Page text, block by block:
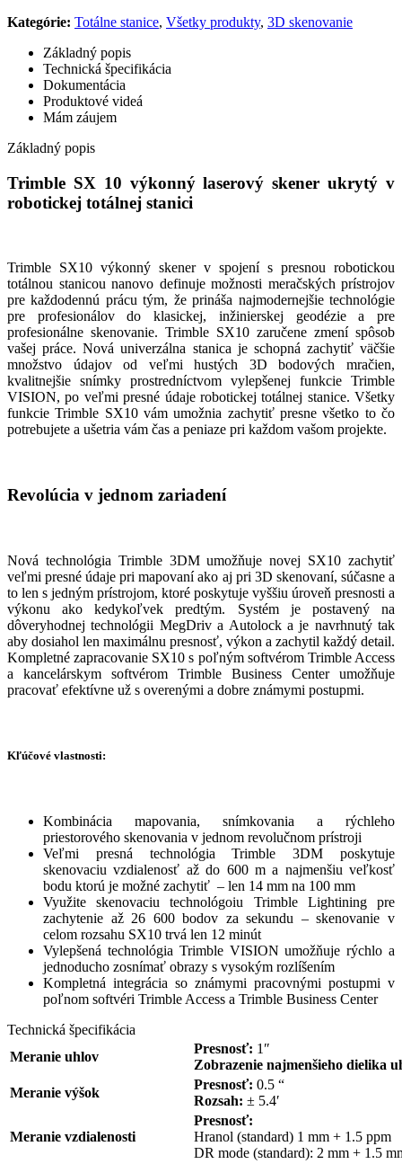
Kategórie: Totálne stanice, Všetky produkty, 3D skenovanie
Základný popis
Technická špecifikácia
Dokumentácia
Produktové videá
Mám záujem
Základný popis
Trimble SX 10 výkonný laserový skener ukrytý v
robotickej totálnej stanici
Trimble SX10 výkonný skener v spojení s presnou robotickou
totálnou stanicou nanovo definuje možnosti meračských prístrojov
pre každodennú prácu tým, že prináša najmodernejšie technológie
pre profesionálov do klasickej, inžinierskej geodézie a pre
profesionálne skenovanie. Trimble SX10 zaručene zmení spôsob
vašej práce. Nová univerzálna stanica je schopná zachytiť väčšie
množstvo údajov od veľmi hustých 3D bodových mračien,
kvalitnejšie snímky prostredníctvom vylepšenej funkcie Trimble
VISION, po veľmi presné údaje robotickej totálnej stanice. Všetky
funkcie Trimble SX10 vám umožnia zachytiť presne všetko to čo
potrebujete a ušetria vám čas a peniaze pri každom vašom projekte.
Revolúcia v jednom zariadení
Nová technológia Trimble 3DM umožňuje novej SX10 zachytiť
veľmi presné údaje pri mapovaní ako aj pri 3D skenovaní, súčasne a
to len s jedným prístrojom, ktoré poskytuje vyššiu úroveň presnosti a
výkonu ako kedykoľvek predtým. Systém je postavený na
dôveryhodnej technológii MegDriv a Autolock a je navrhnutý tak
aby dosiahol len maximálnu presnosť, výkon a zachytil každý detail.
Kompletné zapracovanie SX10 s poľným softvérom Trimble Access
a kancelárskym softvérom Trimble Business Center umožňuje
pracovať efektívne už s overenými a dobre známymi postupmi.
Kľúčové vlastnosti:
Kombinácia mapovania, snímkovania a rýchleho
priestorového skenovania v jednom revolučnom prístroji
Veľmi presná technológia Trimble 3DM poskytuje
skenovaciu vzdialenosť až do 600 m a najmenšiu veľkosť
bodu ktorú je možné zachytiť – len 14 mm na 100 mm
Využite skenovaciu technológoiu Trimble Lightining pre
zachytenie až 26 600 bodov za sekundu – skenovanie v
celom rozsahu SX10 trvá len 12 minút
Vylepšená technológia Trimble VISION umožňuje rýchlo a
jednoducho zosnímať obrazy s vysokým rozlíšením
Kompletná integrácia so známymi pracovnými postupmi v
poľnom softvéri Trimble Access a Trimble Business Center
Technická špecifikácia
Meranie uhlov
Presnosť: 1″
Zobrazenie najmenšieho dielika
Meranie výšok
Presnosť: 0.5 “
Rozsah: ± 5.4′
Meranie vzdialenosti
Presnosť:
Hranol (standard) 1 mm + 1.5 ppm
DR mode (standard): 2 mm + 1.5